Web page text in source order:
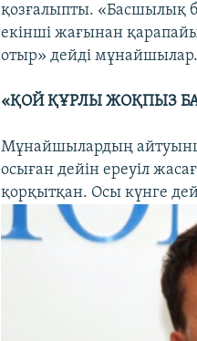
қозғалыпты. «Басшылық
екінші жағынан
отыр» дейді мұнайшылар.
«ҚОЙ ҚҰРЛЫ ЖОҚПЫЗ
Мұнайшылардың
осыған дейін ереуіл
қорқытқан. Осы күнге